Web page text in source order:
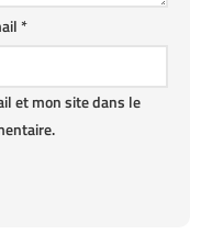
*
et mon site dans le